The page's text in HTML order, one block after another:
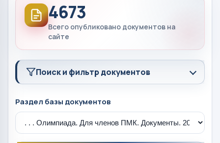
4673
Всего опубликовано документов на
сайте
Поиск и фильтр документов
Раздел базы документов